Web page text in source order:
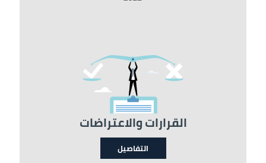
الصورة
القرارات والاعتراضات
التفاصيل